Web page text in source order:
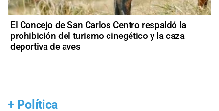
El Concejo de San Carlos Centro respaldó la
prohibición del turismo cinegético y la caza
deportiva de aves
+ Política